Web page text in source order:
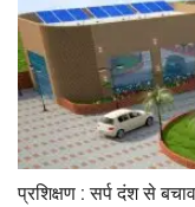
प्रशिक्षण : सर्प दंश से